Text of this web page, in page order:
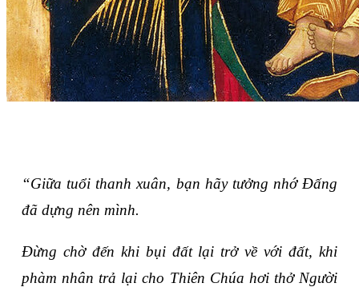
“Giữa tuổi thanh xuân, bạn hãy tưởng nhớ Đấng
đã dựng nên mình.
Đừng chờ đến khi bụi đất lại trở về với đất, khi
phàm nhân trả lại cho Thiên Chúa hơi thở Người